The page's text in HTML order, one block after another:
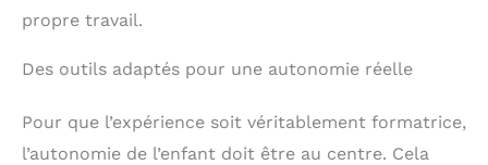
propre travail.
Des outils adaptés pour une autonomie réelle
Pour que l’expérience soit véritablement formatrice,
l’autonomie de l’enfant doit être au centre. Cela